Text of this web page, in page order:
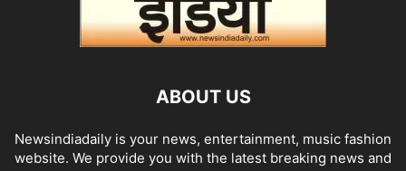
ABOUT US
Newsindiadaily is your news, entertainment, music fashion
website. We provide you with the latest breaking news and